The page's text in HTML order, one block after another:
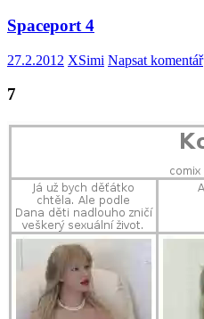
Spaceport 4
27.2.2012 XSimi Napsat komentář
7